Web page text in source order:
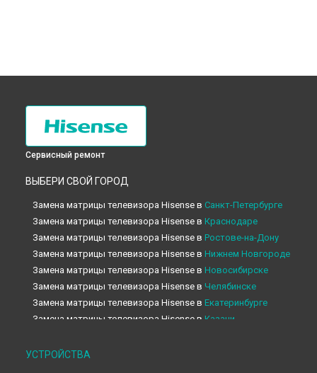
Сервисный ремонт
ВЫБЕРИ СВОЙ ГОРОД
Замена матрицы телевизора Hisense в Санкт-Петербурге
Замена матрицы телевизора Hisense в Краснодаре
Замена матрицы телевизора Hisense в Ростове-на-Дону
Замена матрицы телевизора Hisense в Нижнем Новгороде
Замена матрицы телевизора Hisense в Новосибирске
Замена матрицы телевизора Hisense в Челябинске
Замена матрицы телевизора Hisense в Екатеринбурге
Замена матрицы телевизора Hisense в Казани
Замена матрицы телевизора Hisense в
УСТРОЙСТВА